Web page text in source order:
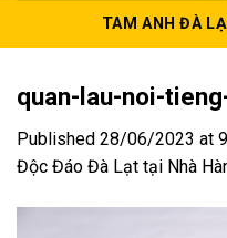
TAM ANH ĐÀ
quan-lau-noi-
Published 28/06/2023 at
Độc Đáo Đà Lạt tại Nhà